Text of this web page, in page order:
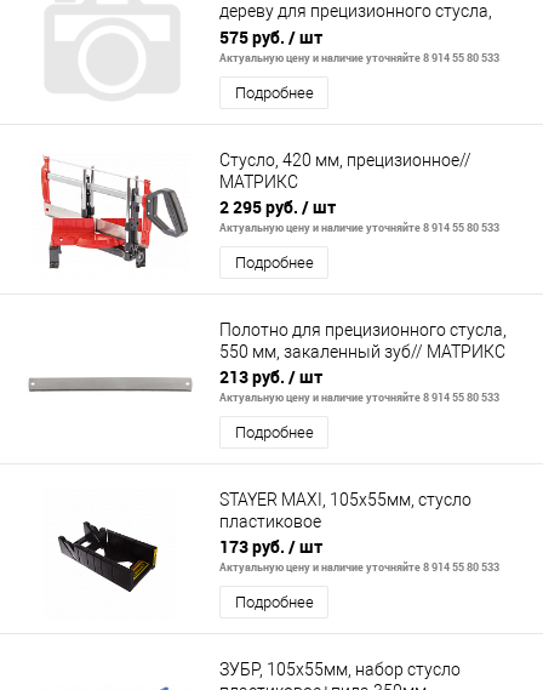
дереву для прецизионного стусла,
Профессионал (15461-550-1)
575 руб. / шт
Актуальную цену и наличие уточняйте 8 914 55 80 533
Подробнее
Стусло, 420 мм, прецизионное//
MАТРИКС
2 295 руб. / шт
Актуальную цену и наличие уточняйте 8 914 55 80 533
Подробнее
Полотно для прецизионного стусла,
550 мм, закаленный зуб// MАТРИКС
213 руб. / шт
Актуальную цену и наличие уточняйте 8 914 55 80 533
Подробнее
STAYER MAXI, 105х55мм, стусло
пластиковое
173 руб. / шт
Актуальную цену и наличие уточняйте 8 914 55 80 533
Подробнее
ЗУБР, 105х55мм, набор стусло